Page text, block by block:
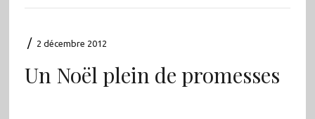
Navigation
/ 2 décembre 2012
Un Noël plein de promesses